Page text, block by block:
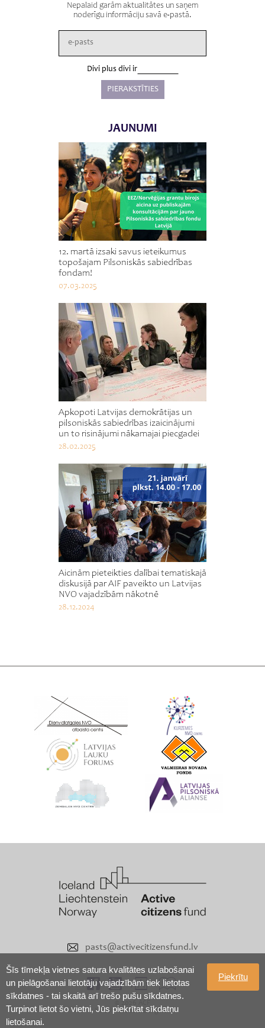
Šīs tīmekļa vietnes satura kvalitātes uzlabošanai
un pielāgošanai lietotāju vajadzībām tiek lietotas
sīkdatnes - tai skaitā arī trešo pušu sīkdatnes.
Turpinot lietot šo vietni, Jūs piekrītat sīkdatņu
lietošanai.
Piekrītu
Nepalaid garām aktualitātes un saņem
noderīgu informāciju savā e-pastā.
Divi plus divi ir
JAUNUMI
12. martā izsaki savus ieteikumus
topošajam Pilsoniskās sabiedrības
fondam!
07.03.2025
Apkopoti Latvijas demokrātijas un
pilsoniskās sabiedrības izaicinājumi
un to risinājumi nākamajai piecgadei
28.02.2025
Aicinām pieteikties dalībai tematiskajā
diskusijā par AIF paveikto un Latvijas
NVO vajadzībām nākotnē
28.12.2024
pasts@activecitizensfund.lv
Visas tiesības aizsargātas